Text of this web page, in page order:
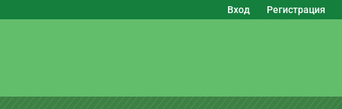
Вход Регистрация